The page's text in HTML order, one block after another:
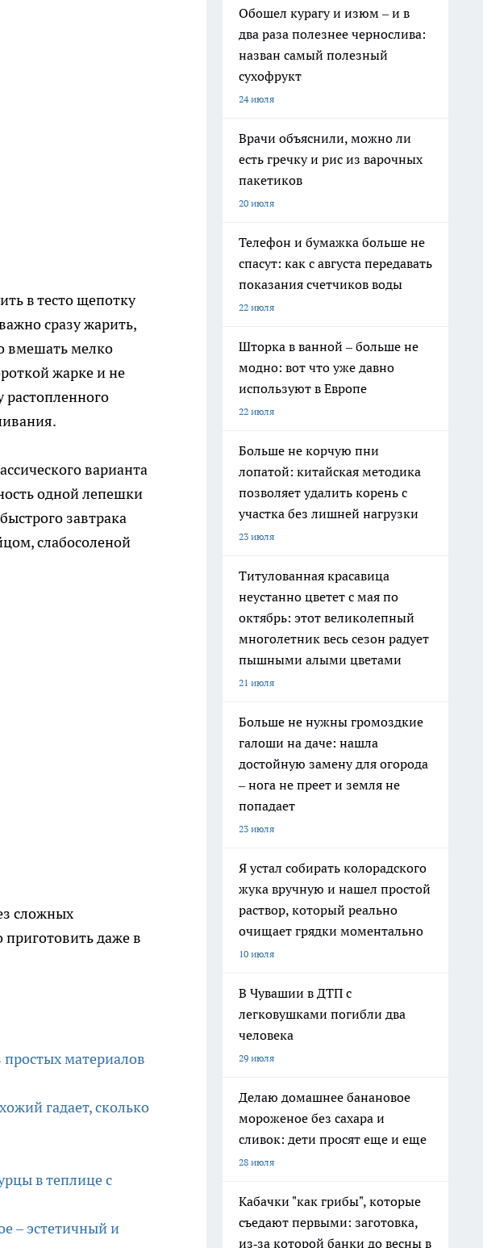
в тесто щепотку
сразу жарить,
вмешать мелко
жарке и не
варианта
одной лепешки
завтрака
слабосоленой
сложных
даже в
материалов
гадает, сколько
в теплице с
– эстетичный и
Обошел курагу и изюм – и в
два раза полезнее чернослива:
назван самый полезный
сухофрукт
24 июля
Врачи объяснили, можно ли
есть гречку и рис из варочных
пакетиков
20 июля
Телефон и бумажка больше не
спасут: как с августа передавать
показания счетчиков воды
22 июля
Шторка в ванной – больше не
модно: вот что уже давно
используют в Европе
22 июля
Больше не корчую пни
лопатой: китайская методика
позволяет удалить корень с
участка без лишней нагрузки
23 июля
Титулованная красавица
неустанно цветет с мая по
октябрь: этот великолепный
многолетник весь сезон радует
пышными алыми цветами
21 июля
Больше не нужны громоздкие
галоши на даче: нашла
достойную замену для огорода
– нога не преет и земля не
попадает
23 июля
Я устал собирать колорадского
жука вручную и нашел простой
раствор, который реально
очищает грядки моментально
10 июля
В Чувашии в ДТП с
легковушками погибли два
человека
29 июля
Делаю домашнее банановое
мороженое без сахара и
сливок: дети просят еще и еще
28 июля
Кабачки "как грибы", которые
съедают первыми: заготовка,
из‑за которой банки до весны в